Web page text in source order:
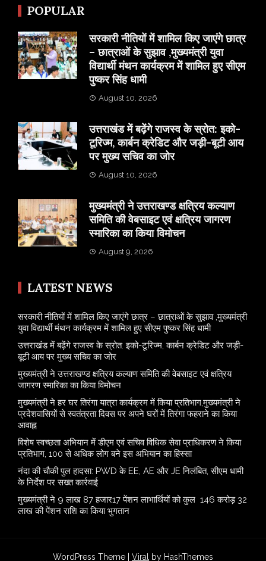
POPULAR
सरकारी नीतियों में शामिल किए जाएंगे छात्र
– छात्राओं के सुझाव ,मुख्यमंत्री युवा
विद्यार्थी मंथन कार्यक्रम में शामिल हुए सीएम
पुष्कर सिंह धामी
August 10, 2026
उत्तराखंड में बढ़ेंगे राजस्व के स्रोत: इको-
टूरिज्म, कार्बन क्रेडिट और जड़ी-बूटी आय
पर मुख्य सचिव का जोर
August 10, 2026
मुख्यमंत्री ने उत्तराखण्ड क्षत्रिय कल्याण
समिति की वेबसाइट एवं क्षत्रिय जागरण
स्मारिका का किया विमोचन
August 9, 2026
LATEST NEWS
सरकारी नीतियों में शामिल किए जाएंगे छात्र – छात्राओं के सुझाव ,मुख्यमंत्री
युवा विद्यार्थी मंथन कार्यक्रम में शामिल हुए सीएम पुष्कर सिंह धामी
उत्तराखंड में बढ़ेंगे राजस्व के स्रोत: इको-टूरिज्म, कार्बन क्रेडिट और जड़ी-
बूटी आय पर मुख्य सचिव का जोर
मुख्यमंत्री ने उत्तराखण्ड क्षत्रिय कल्याण समिति की वेबसाइट एवं क्षत्रिय
जागरण स्मारिका का किया विमोचन
मुख्यमंत्री ने हर घर तिरंगा यात्रा कार्यक्रम में किया प्रतिभाग,मुख्यमंत्री ने
प्रदेशवासियों से स्वतंत्रता दिवस पर अपने घरों में तिरंगा फहराने का किया
आवाह्न
विशेष स्वच्छता अभियान में डीएम एवं सचिव विधिक सेवा प्राधिकरण ने किया
प्रतिभाग, 100 से अधिक लोग बने इस अभियान का हिस्सा
नंदा की चौकी पुल हादसा: PWD के EE, AE और JE निलंबित, सीएम धामी
के निर्देश पर सख्त कार्रवाई
मुख्यमंत्री ने 9 लाख 87 हजार17 पेंशन लाभार्थियों को कुल 146 करोड़ 32
लाख की पेंशन राशि का किया भुगतान
WordPress Theme | Viral by HashThemes